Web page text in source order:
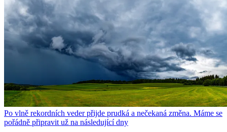
Po vlně rekordních veder přijde prudká a nečekaná změna. Máme se
pořádně připravit už na následující dny